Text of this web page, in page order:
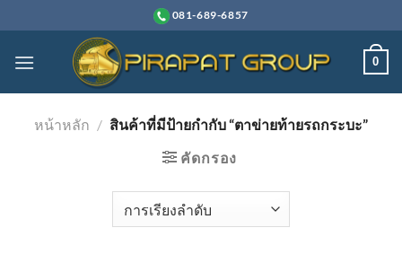
ไป
081-689-6857
0
หน้าหลัก / สินค้าที่มีป้ายกำกับ “ตาข่ายท้ายรถกระบะ”
คัดกรอง